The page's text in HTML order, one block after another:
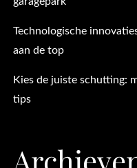
Technologische
aan de top
Kies de juiste schutting:
tips